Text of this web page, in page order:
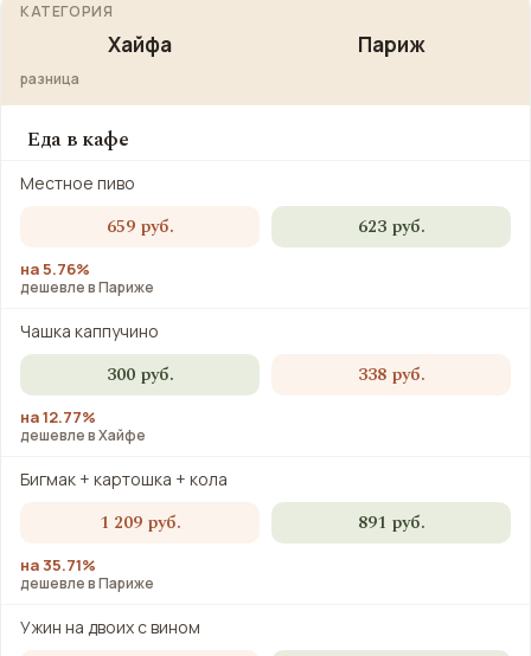
КАТЕГОРИЯ
Хайфа Париж
разница
Еда в кафе
Местное пиво
659 руб. 623 руб.
на 5.76%
дешевле в Париже
Чашка каппучино
300 руб. 338 руб.
на 12.77%
дешевле в Хайфе
Бигмак + картошка + кола
1 209 руб. 891 руб.
на 35.71%
дешевле в Париже
Ужин на двоих с вином